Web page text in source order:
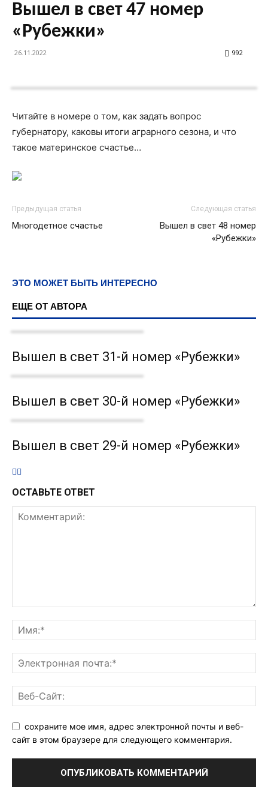
Вышел в свет 47 номер
«Рубежки»
26.11.2022 992
Читайте в номере о том, как задать вопрос
губернатору, каковы итоги аграрного сезона, и что
такое материнское счастье…
Предыдущая статья
Многодетное счастье
Следующая статья
Вышел в свет 48 номер
«Рубежки»
ЭТО МОЖЕТ БЫТЬ ИНТЕРЕСНО
ЕЩЕ ОТ АВТОРА
Вышел в свет 31-й номер «Рубежки»
Вышел в свет 30-й номер «Рубежки»
Вышел в свет 29-й номер «Рубежки»
ОСТАВЬТЕ ОТВЕТ
сохраните мое имя, адрес электронной почты и веб-
сайт в этом браузере для следующего комментария.